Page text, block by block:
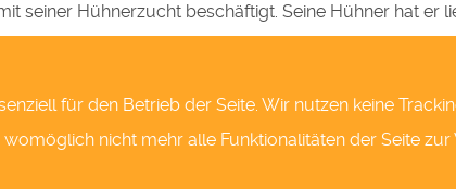
seiner Hühnerzucht beschäftigt. Seine Hühner hat er
benannt. Ausgerechnet die Henne
Minister sicherlich nicht. Denn schließlich steht das
für den Betrieb der Seite. Wir nutzen keine
nicht mehr alle Funktionalitäten der Seite zur